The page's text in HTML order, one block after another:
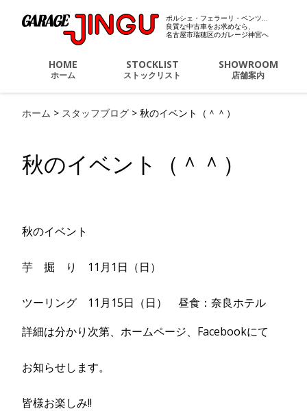
ポルシェ・フェラーリ
ポルシェ・フェラーリ・ベンツ…
良質な中古車をお求めなら、
名古屋市瑞穂区のガレージ神宮へ
HOME
ホーム
STOCKLIST
ストックリスト
SHOWROOM
店舗案内
ホーム > スタッフブログ > 秋のイベント（＾＾）
秋のイベント（＾＾）
秋のイベント
芋 掘 り 11月1日（日）
ツーリング 11月15日（日） 昼食：奈良ホテル
詳細は分かり次第、ホームページ、Facebookにて
お知らせします。
皆様お楽しみ!!